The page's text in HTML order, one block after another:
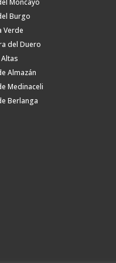
Burgo
Verde
del Duero
Almazán
Medinaceli
Berlanga